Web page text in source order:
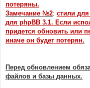
потеряны.
Замечание №2: стили
для phpBB 3.1. Если
придется обновить или
иначе он будет потерян.
Перед обновлением
файлов и базы данных.